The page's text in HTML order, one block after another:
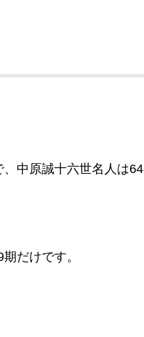
中原誠十六世名人は64
だけです。